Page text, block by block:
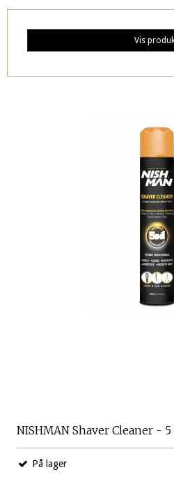
Vis
NISHMAN Shaver Cleaner - 5
På lager